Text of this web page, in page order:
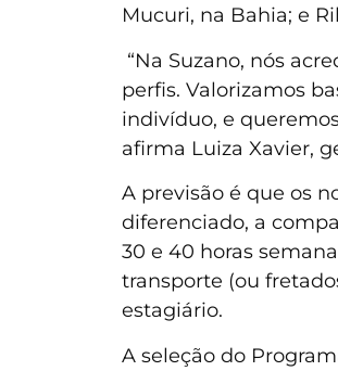
Mucuri, na Bahia; e
“Na Suzano, nós
perfis. Valorizamos
indivíduo, e
afirma Luiza Xavier,
A previsão é que os
diferenciado, a
30 e 40 horas
transporte (ou
estagiário.
A seleção do